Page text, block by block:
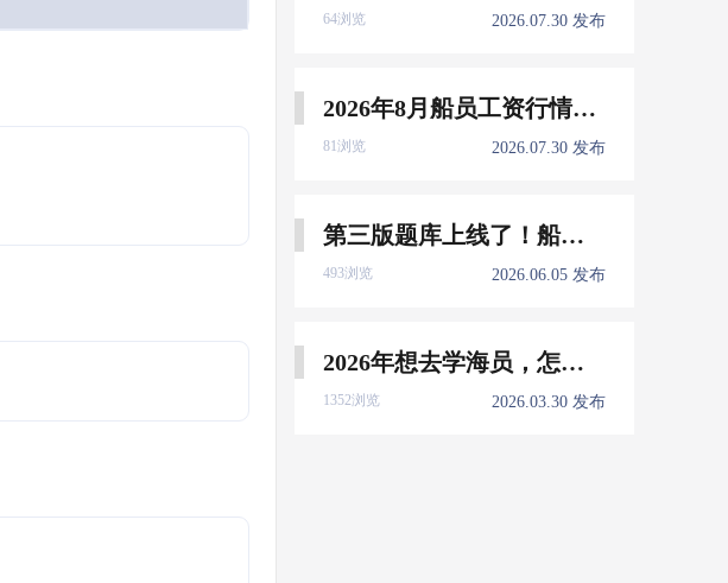
64浏览 2026.07.30 发布
2026年8月船员工资行情参考
81浏览 2026.07.30 发布
第三版题库上线了！船员免费刷！
493浏览 2026.06.05 发布
2026年想去学海员，怎么选择培训学校？
1352浏览 2026.03.30 发布